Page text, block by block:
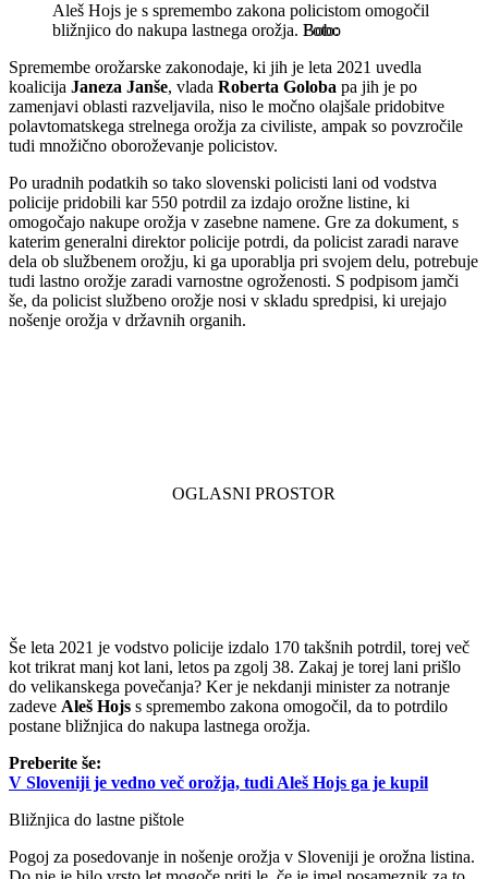
Aleš Hojs je s spremembo zakona policistom omogočil
bližnjico do nakupa lastnega orožja. Bobo
Spremembe orožarske zakonodaje, ki jih je leta 2021 uvedla
koalicija Janeza Janše, vlada Roberta Goloba pa jih je po
zamenjavi oblasti razveljavila, niso le močno olajšale pridobitve
polavtomatskega strelnega orožja za civiliste, ampak so povzročile
tudi množično oboroževanje policistov.
Po uradnih podatkih so tako slovenski policisti lani od vodstva
policije pridobili kar 550 potrdil za izdajo orožne listine, ki
omogočajo nakupe orožja v zasebne namene. Gre za dokument, s
katerim generalni direktor policije potrdi, da policist zaradi narave
dela ob službenem orožju, ki ga uporablja pri svojem delu, potrebuje
tudi lastno orožje zaradi varnostne ogroženosti. S podpisom jamči
še, da policist službeno orožje nosi v skladu spredpisi, ki urejajo
nošenje orožja v državnih organih.
Še leta 2021 je vodstvo policije izdalo 170 takšnih potrdil, torej več
kot trikrat manj kot lani, letos pa zgolj 38. Zakaj je torej lani prišlo
do velikanskega povečanja? Ker je nekdanji minister za notranje
zadeve Aleš Hojs s spremembo zakona omogočil, da to potrdilo
postane bližnjica do nakupa lastnega orožja.
Preberite še:
V Sloveniji je vedno več orožja, tudi Aleš Hojs ga je kupil
Bližnjica do lastne pištole
Pogoj za posedovanje in nošenje orožja v Sloveniji je orožna listina.